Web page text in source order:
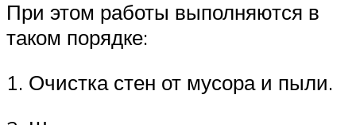
При этом работы выполняются в
таком порядке:
1. Очистка стен от мусора и пыли.